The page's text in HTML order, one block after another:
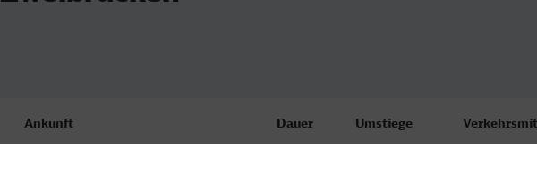
Ankunft Dauer Umstiege